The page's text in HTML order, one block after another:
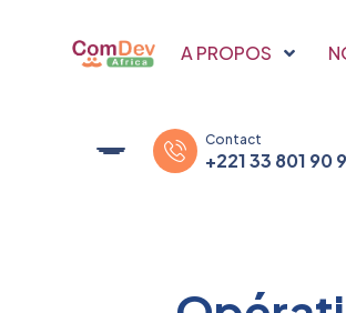
A PROPOS
Contact
+221 33 801 90